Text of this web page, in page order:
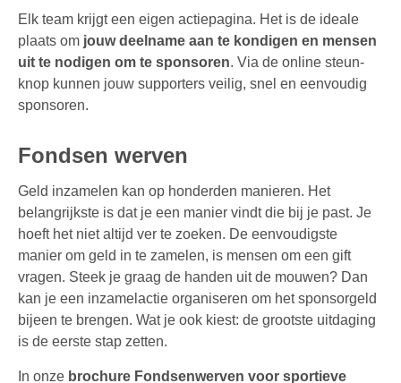
Elk team krijgt een eigen actiepagina. Het is de ideale
plaats om jouw deelname aan te kondigen en mensen
uit te nodigen om te sponsoren. Via de online steun-
knop kunnen jouw supporters veilig, snel en eenvoudig
sponsoren.
Fondsen werven
Geld inzamelen kan op honderden manieren. Het
belangrijkste is dat je een manier vindt die bij je past. Je
hoeft het niet altijd ver te zoeken. De eenvoudigste
manier om geld in te zamelen, is mensen om een gift
vragen. Steek je graag de handen uit de mouwen? Dan
kan je een inzamelactie organiseren om het sponsorgeld
bijeen te brengen. Wat je ook kiest: de grootste uitdaging
is de eerste stap zetten.
In onze brochure Fondsenwerven voor sportieve